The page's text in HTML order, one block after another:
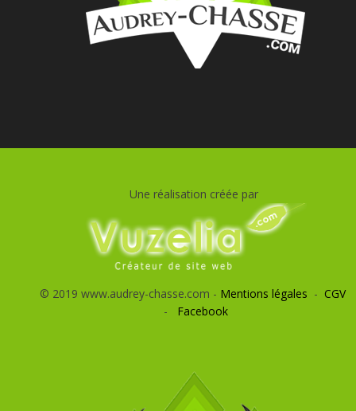
Une réalisation créée par
© 2019 www.audrey-chasse.com - Mentions légales - CGV
- Facebook